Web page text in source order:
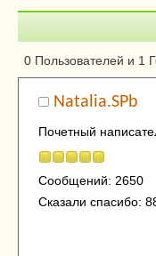
Автор
35083 раз)
0 Пользователей и 1
Natalia.SPb
Почетный
Сообщений: 2650
Сказали спасибо: